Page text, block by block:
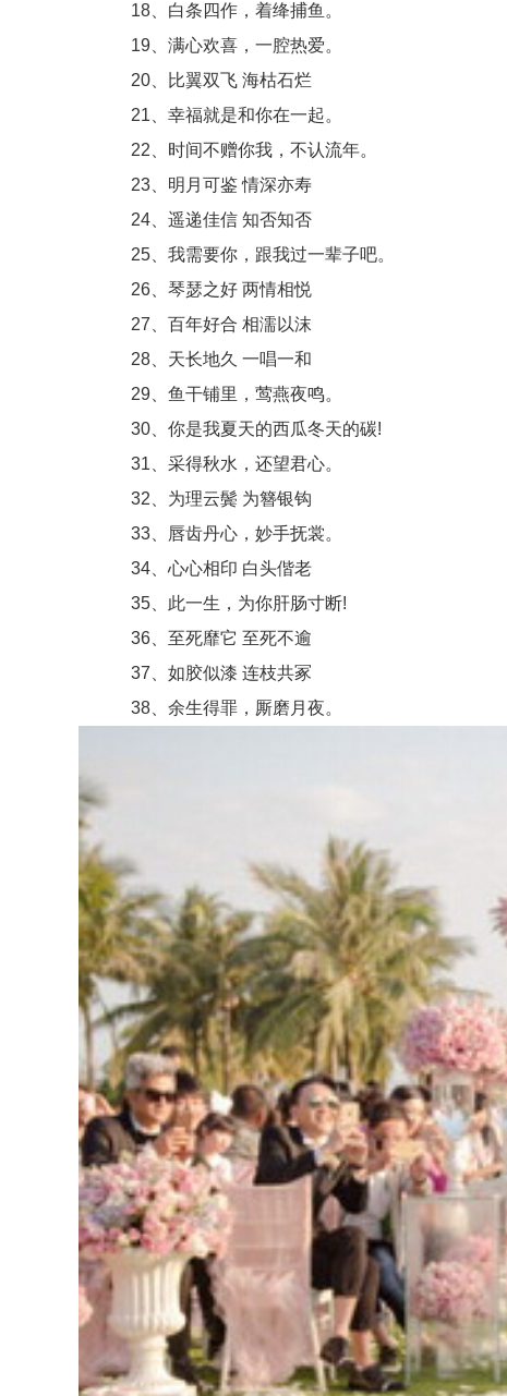
18、白条四作，着绛捕鱼。
19、满心欢喜，一腔热爱。
20、比翼双飞 海枯石烂
21、幸福就是和你在一起。
22、时间不赠你我，不认流年。
23、明月可鉴 情深亦寿
24、遥递佳信 知否知否
25、我需要你，跟我过一辈子吧。
26、琴瑟之好 两情相悦
27、百年好合 相濡以沫
28、天长地久 一唱一和
29、鱼干铺里，莺燕夜鸣。
30、你是我夏天的西瓜冬天的碳!
31、采得秋水，还望君心。
32、为理云鬓 为簪银钩
33、唇齿丹心，妙手抚裳。
34、心心相印 白头偕老
35、此一生，为你肝肠寸断!
36、至死靡它 至死不逾
37、如胶似漆 连枝共冢
38、余生得罪，厮磨月夜。